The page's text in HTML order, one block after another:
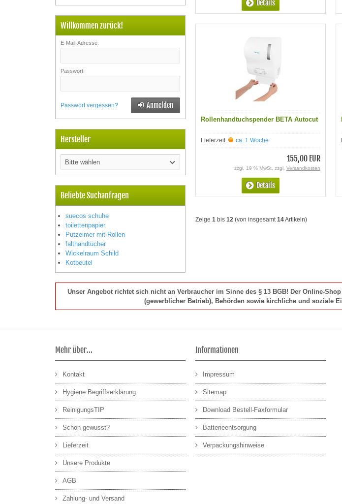
Details
Rollenhandtuchspender BETA Autocut
Lieferzeit: ca. 1 Woche
155,00 EUR
zzgl. 19 % MwSt. zzgl. Versandkosten
Details
Zeige 1 bis 12 (von insgesamt14Artikeln)
Willkommen zurück!
E-Mail-Adresse:
Passwort:
Passwort vergessen? Anmelden
Hersteller
Bitte wählen
Beliebte Suchanfragen
suecos schuhe
toilettenpapier
Putzeimer mit Rollen
falthandtücher
Wickelraum Schild
Kotbeutel
Unser Angebot richtet sich nicht an Verbraucher im Sinne des § 13 BGB! Der Online-
(gewerblicher Betrieb), Behörden sowie kirchliche und soziale
Mehr über...
Kontakt
Hygiene Begriffserklärung
ReinigungsTIP
Schon gewusst?
Lieferzeit
Unsere Produkte
AGB
Zahlung- und Versand
Informationen
Impressum
Sitemap
Download Bestell-Faxformular
Batterieentsorgung
Verpackungshinweise